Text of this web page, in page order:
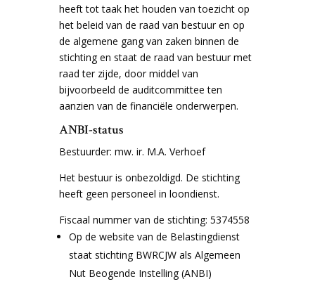
heeft tot taak het houden van toezicht op
het beleid van de raad van bestuur en op
de algemene gang van zaken binnen de
stichting en staat de raad van bestuur met
raad ter zijde, door middel van
bijvoorbeeld de auditcommittee ten
aanzien van de financiële onderwerpen.
ANBI-status
Bestuurder: mw. ir. M.A. Verhoef
Het bestuur is onbezoldigd. De stichting
heeft geen personeel in loondienst.
Fiscaal nummer van de stichting: 5374558
Op de website van de Belastingdienst
staat stichting BWRCJW als Algemeen
Nut Beogende Instelling (ANBI)